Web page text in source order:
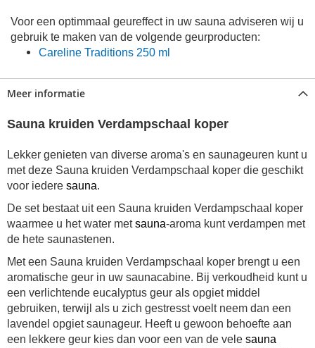
Voor een optimmaal geureffect in uw sauna adviseren wij u
gebruik te maken van de volgende geurproducten:
Careline Traditions 250 ml
Meer informatie
Sauna kruiden Verdampschaal koper
Lekker genieten van diverse aroma's en saunageuren kunt u
met deze Sauna kruiden Verdampschaal koper die geschikt
voor iedere sauna.
De set bestaat uit een Sauna kruiden Verdampschaal koper
waarmee u het water metsauna-aroma kunt verdampen met
de hete saunastenen.
Met een Sauna kruiden Verdampschaal koper brengt u een
aromatische geur in uw saunacabine. Bij verkoudheid kunt u
een verlichtende eucalyptus geur als opgiet middel
gebruiken, terwijl als u zich gestresst voelt neem dan een
lavendel opgiet saunageur. Heeft u gewoon behoefte aan
een lekkere geur kies dan voor een van de vele sauna